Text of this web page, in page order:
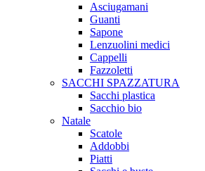
Asciugamani
Guanti
Sapone
Lenzuolini medici
Cappelli
Fazzoletti
SACCHI SPAZZATURA
Sacchi plastica
Sacchio bio
Natale
Scatole
Addobbi
Piatti